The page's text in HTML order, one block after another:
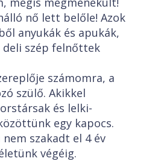
nő lett belőle! Azok
anyukák és apukák,
szép felnőttek
számomra, a
szülő. Akikkel
és lelki-
egy kapocs.
szakadt el 4 év
végéig.